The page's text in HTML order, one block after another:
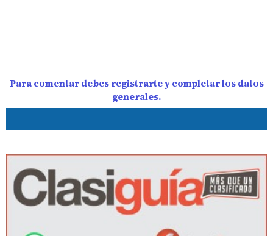
Para comentar debes registrarte y completar los datos
generales.